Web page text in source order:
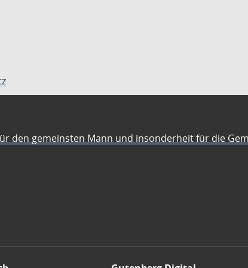
den gemeinsten Mann und insonderheit für die